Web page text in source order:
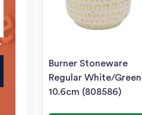
Burner Stoneware
Regular White/Green
10.6cm (808586)